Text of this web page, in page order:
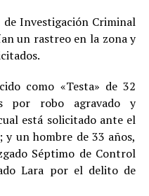
Investigación Criminal
un rastreo en la zona y
como «Testa» de 32
por robo agravado y
está solicitado ante el
un hombre de 33 años,
Séptimo de Control
Lara por el delito de